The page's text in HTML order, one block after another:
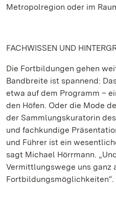
Metropolregion oder im
FACHWISSEN UND
Die Fortbildungen gehen
Bandbreite ist spannend:
etwa auf dem Programm –
den Höfen. Oder die Mode
der Sammlungskuratorin
und fachkundige
und Führer ist ein
sagt Michael Hörrmann.
Vermittlungswege uns ganz
Fortbildungsmöglichkeiten“.